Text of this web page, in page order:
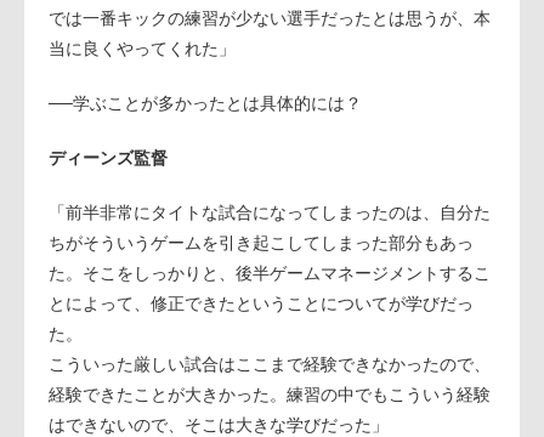
では一番キックの練習が少ない選手だったとは思うが、本
当に良くやってくれた」
──学ぶことが多かったとは具体的には？
ディーンズ監督
「前半非常にタイトな試合になってしまったのは、自分た
ちがそういうゲームを引き起こしてしまった部分もあっ
た。そこをしっかりと、後半ゲームマネージメントするこ
とによって、修正できたということについてが学びだっ
た。
こういった厳しい試合はここまで経験できなかったので、
経験できたことが大きかった。練習の中でもこういう経験
はできないので、そこは大きな学びだった」